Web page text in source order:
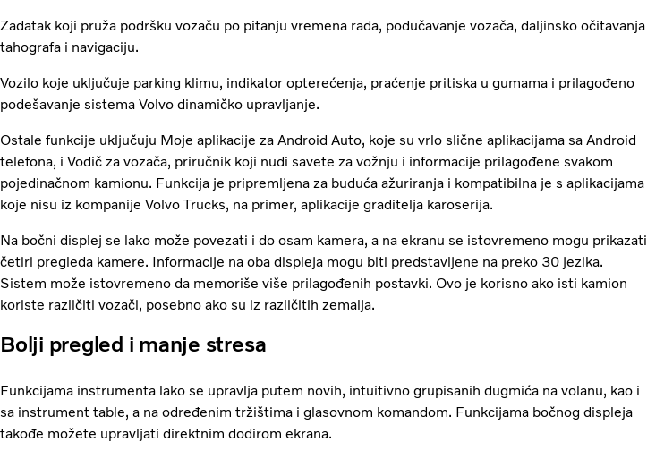
Zadatak koji pruža podršku vozaču po pitanju vremena rada, podučavanje vozača, daljinsko očitavanja
tahografa i navigaciju.
Vozilo koje uključuje parking klimu, indikator opterećenja, praćenje pritiska u gumama i prilagođeno
podešavanje sistema Volvo dinamičko upravljanje.
Ostale funkcije uključuju Moje aplikacije za Android Auto, koje su vrlo slične aplikacijama sa Android
telefona, i Vodič za vozača, priručnik koji nudi savete za vožnju i informacije prilagođene svakom
pojedinačnom kamionu. Funkcija je pripremljena za buduća ažuriranja i kompatibilna je s aplikacijama
koje nisu iz kompanije Volvo Trucks, na primer, aplikacije graditelja karoserija.
Na bočni displej se lako može povezati i do osam kamera, a na ekranu se istovremeno mogu prikazati
četiri pregleda kamere. Informacije na oba displeja mogu biti predstavljene na preko 30 jezika.
Sistem može istovremeno da memoriše više prilagođenih postavki. Ovo je korisno ako isti kamion
koriste različiti vozači, posebno ako su iz različitih zemalja.
Bolji pregled i manje stresa
Funkcijama instrumenta lako se upravlja putem novih, intuitivno grupisanih dugmića na volanu, kao i
sa instrument table, a na određenim tržištima i glasovnom komandom. Funkcijama bočnog displeja
takođe možete upravljati direktnim dodirom ekrana.